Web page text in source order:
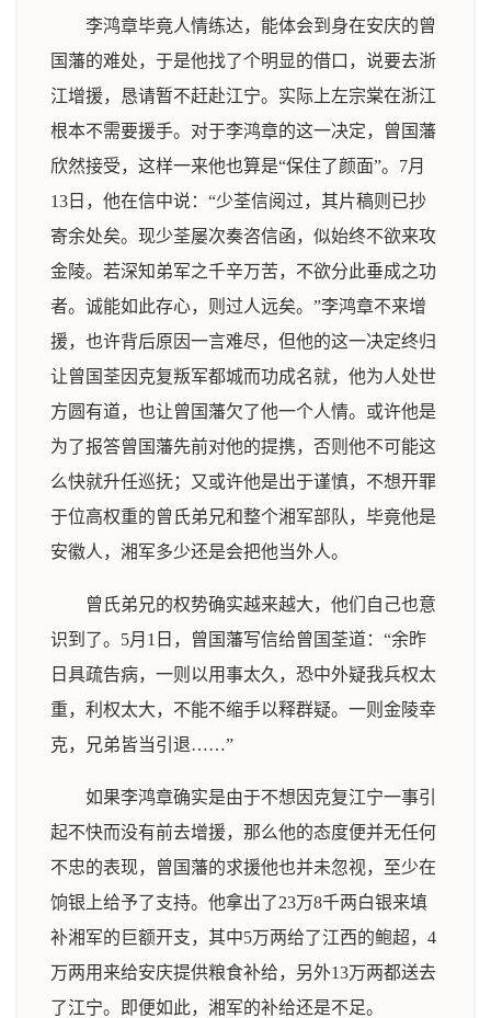
李鸿章毕竟人情练达，能体会到身在安庆的曾
国藩的难处，于是他找了个明显的借口，说要去浙
江增援，恳请暂不赶赴江宁。实际上左宗棠在浙江
根本不需要援手。对于李鸿章的这一决定，曾国藩
欣然接受，这样一来他也算是“保住了颜面”。7月
13日，他在信中说：“少荃信阅过，其片稿则已抄
寄余处矣。现少荃屡次奏咨信函，似始终不欲来攻
金陵。若深知弟军之千辛万苦，不欲分此垂成之功
者。诚能如此存心，则过人远矣。”李鸿章不来增
援，也许背后原因一言难尽，但他的这一决定终归
让曾国荃因克复叛军都城而功成名就，他为人处世
方圆有道，也让曾国藩欠了他一个人情。或许他是
为了报答曾国藩先前对他的提携，否则他不可能这
么快就升任巡抚；又或许他是出于谨慎，不想开罪
于位高权重的曾氏弟兄和整个湘军部队，毕竟他是
安徽人，湘军多少还是会把他当外人。
曾氏弟兄的权势确实越来越大，他们自己也意
识到了。5月1日，曾国藩写信给曾国荃道：“余昨
日具疏告病，一则以用事太久，恐中外疑我兵权太
重，利权太大，不能不缩手以释群疑。一则金陵幸
克，兄弟皆当引退……”
如果李鸿章确实是由于不想因克复江宁一事引
起不快而没有前去增援，那么他的态度便并无任何
不忠的表现，曾国藩的求援他也并未忽视，至少在
饷银上给予了支持。他拿出了23万8千两白银来填
补湘军的巨额开支，其中5万两给了江西的鲍超，4
万两用来给安庆提供粮食补给，另外13万两都送去
了江宁。即便如此，湘军的补给还是不足。